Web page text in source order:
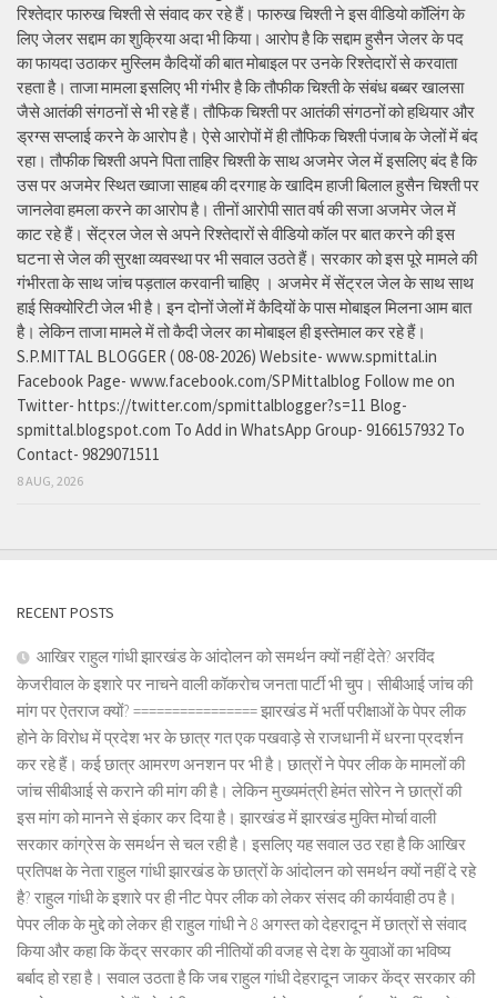
रिश्तेदार फारुख चिश्ती से संवाद कर रहे हैं। फारुख चिश्ती ने इस वीडियो कॉलिंग के
लिए जेलर सद्दाम का शुक्रिया अदा भी किया। आरोप है कि सद्दाम हुसैन जेलर के पद
का फायदा उठाकर मुस्लिम कैदियों की बात मोबाइल पर उनके रिश्तेदारों से करवाता
रहता है। ताजा मामला इसलिए भी गंभीर है कि तौफीक चिश्ती के संबंध बब्बर खालसा
जैसे आतंकी संगठनों से भी रहे हैं। तौफिक चिश्ती पर आतंकी संगठनों को हथियार और
ड्रग्स सप्लाई करने के आरोप है। ऐसे आरोपों में ही तौफिक चिश्ती पंजाब के जेलों में बंद
रहा। तौफीक चिश्ती अपने पिता ताहिर चिश्ती के साथ अजमेर जेल में इसलिए बंद है कि
उस पर अजमेर स्थित ख्वाजा साहब की दरगाह के खादिम हाजी बिलाल हुसैन चिश्ती पर
जानलेवा हमला करने का आरोप है। तीनों आरोपी सात वर्ष की सजा अजमेर जेल में
काट रहे हैं। सेंट्रल जेल से अपने रिश्तेदारों से वीडियो कॉल पर बात करने की इस
घटना से जेल की सुरक्षा व्यवस्था पर भी सवाल उठते हैं। सरकार को इस पूरे मामले की
गंभीरता के साथ जांच पड़ताल करवानी चाहिए । अजमेर में सेंट्रल जेल के साथ साथ
हाई सिक्योरिटी जेल भी है। इन दोनों जेलों में कैदियों के पास मोबाइल मिलना आम बात
है। लेकिन ताजा मामले में तो कैदी जेलर का मोबाइल ही इस्तेमाल कर रहे हैं।
S.P.MITTAL BLOGGER ( 08-08-2026) Website- www.spmittal.in
Facebook Page- www.facebook.com/SPMittalblog Follow me on
Twitter- https://twitter.com/spmittalblogger?s=11 Blog-
spmittal.blogspot.com To Add in WhatsApp Group- 9166157932 To
Contact- 9829071511
8 AUG, 2026
RECENT POSTS
आखिर राहुल गांधी झारखंड के आंदोलन को समर्थन क्यों नहीं देते? अरविंद
केजरीवाल के इशारे पर नाचने वाली कॉकरोच जनता पार्टी भी चुप। सीबीआई जांच की
मांग पर ऐतराज क्यों? ================ झारखंड में भर्ती परीक्षाओं के पेपर लीक
होने के विरोध में प्रदेश भर के छात्र गत एक पखवाड़े से राजधानी में धरना प्रदर्शन
कर रहे हैं। कई छात्र आमरण अनशन पर भी है। छात्रों ने पेपर लीक के मामलों की
जांच सीबीआई से कराने की मांग की है। लेकिन मुख्यमंत्री हेमंत सोरेन ने छात्रों की
इस मांग को मानने से इंकार कर दिया है। झारखंड में झारखंड मुक्ति मोर्चा वाली
सरकार कांग्रेस के समर्थन से चल रही है। इसलिए यह सवाल उठ रहा है कि आखिर
प्रतिपक्ष के नेता राहुल गांधी झारखंड के छात्रों के आंदोलन को समर्थन क्यों नहीं दे रहे
है? राहुल गांधी के इशारे पर ही नीट पेपर लीक को लेकर संसद की कार्यवाही ठप है।
पेपर लीक के मुद्दे को लेकर ही राहुल गांधी ने 8 अगस्त को देहरादून में छात्रों से संवाद
किया और कहा कि केंद्र सरकार की नीतियों की वजह से देश के युवाओं का भविष्य
बर्बाद हो रहा है। सवाल उठता है कि जब राहुल गांधी देहरादून जाकर केंद्र सरकार की